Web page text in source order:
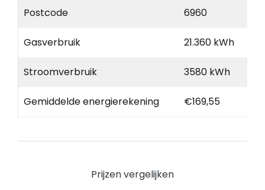
Postcode 6960
Gasverbruik 21.360 kWh
Stroomverbruik 3580 kWh
Gemiddelde energierekening €169,55
Prijzen vergelijken